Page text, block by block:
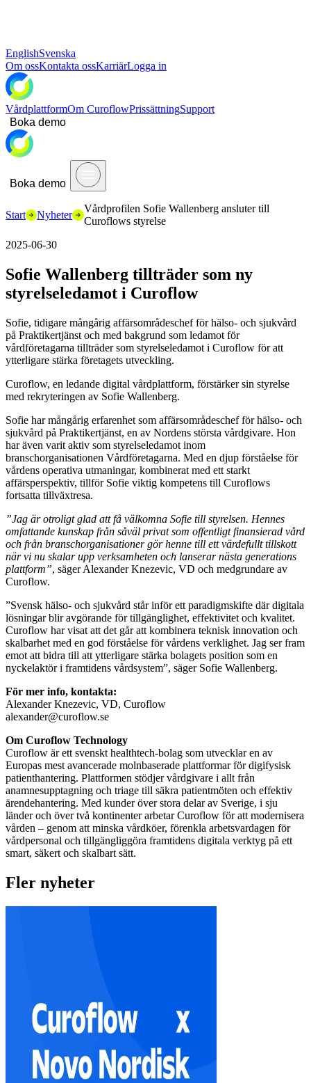
EnglishSvenska
Om ossKontakta ossKarriärLogga in
VårdplattformOm CuroflowPrissättningSupport
Boka demo
Boka demo
Start Nyheter
Vårdprofilen Sofie Wallenberg ansluter till
Curoflows styrelse
2025-06-30
Sofie Wallenberg tillträder som ny
styrelseledamot i Curoflow
Sofie, tidigare mångårig affärsområdeschef för hälso- och sjukvård
på Praktikertjänst och med bakgrund som ledamot för
vårdföretagarna tillträder som styrelseledamot i Curoflow för att
ytterligare stärka företagets utveckling.
Curoflow, en ledande digital vårdplattform, förstärker sin styrelse
med rekryteringen av Sofie Wallenberg.
Sofie har mångårig erfarenhet som affärsområdeschef för hälso- och
sjukvård på Praktikertjänst, en av Nordens största vårdgivare. Hon
har även varit aktiv som styrelseledamot inom
branschorganisationen Vårdföretagarna. Med en djup förståelse för
vårdens operativa utmaningar, kombinerat med ett starkt
affärsperspektiv, tillför Sofie viktig kompetens till Curoflows
fortsatta tillväxtresa.
”Jag är otroligt glad att få välkomna Sofie till styrelsen. Hennes
omfattande kunskap från såväl privat som offentligt finansierad vård
och från branschorganisationer gör henne till ett värdefullt tillskott
när vi nu skalar upp verksamheten och lanserar nästa generations
plattform”, säger Alexander Knezevic, VD och medgrundare av
Curoflow.
”Svensk hälso- och sjukvård står inför ett paradigmskifte där digitala
lösningar blir avgörande för tillgänglighet, effektivitet och kvalitet.
Curoflow har visat att det går att kombinera teknisk innovation och
skalbarhet med en god förståelse för vårdens verklighet. Jag ser fram
emot att bidra till att ytterligare stärka bolagets position som en
nyckelaktör i framtidens vårdsystem”, säger Sofie Wallenberg.
För mer info, kontakta:
Alexander Knezevic, VD, Curoflow
alexander@curoflow.se
Om Curoflow Technology
Curoflow är ett svenskt healthtech-bolag som utvecklar en av
Europas mest avancerade molnbaserade plattformar för digifysisk
patienthantering. Plattformen stödjer vårdgivare i allt från
anamnesupptagning och triage till säkra patientmöten och effektiv
ärendehantering. Med kunder över stora delar av Sverige, i sju
länder och över två kontinenter arbetar Curoflow för att modernisera
vården – genom att minska vårdköer, förenkla arbetsvardagen för
vårdpersonal och tillgängliggöra framtidens digitala verktyg på ett
smart, säkert och skalbart sätt.
Fler nyheter